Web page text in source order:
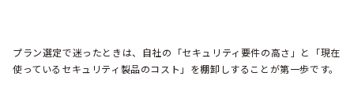
プラン選定で迷ったときは、自社の「セキュリティ要件の高さ」と「現在
使っているセキュリティ製品のコスト」を棚卸しすることが第一歩です。